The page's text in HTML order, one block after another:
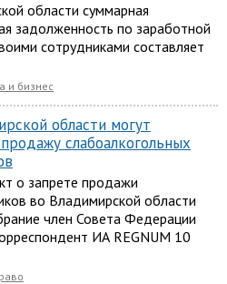
области суммарная
задолженность по заработной
сотрудниками составляет
и бизнес
области могут
слабоалкогольных
о запрете продажи
во Владимирской области
член Совета Федерации
ИА REGNUM 10